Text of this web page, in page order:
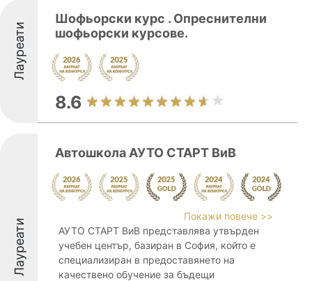
Лауреати
Шофьорски курс . Опреснителни
шофьорски курсове.
8.6
Лауреати
Автошкола АУТО СТАРТ ВиВ
Покажи повече >>
АУТО СТАРТ ВиВ представлява утвърден
учебен център, базиран в София, който е
специализиран в предоставянето на
качествено обучение за бъдещи